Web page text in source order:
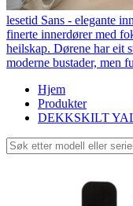
lesetid Sans - elegante
finerte innerdører med
heilskap. Dørene har eit
moderne bustader, men
Hjem
Produkter
DEKKSKILT